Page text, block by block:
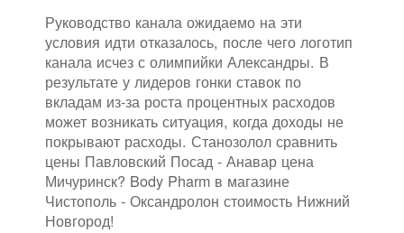
Руководство канала ожидаемо на эти
условия идти отказалось, после чего логотип
канала исчез с олимпийки Александры. В
результате у лидеров гонки ставок по
вкладам из-за роста процентных расходов
может возникать ситуация, когда доходы не
покрывают расходы. Станозолол сравнить
цены Павловский Посад - Анавар цена
Мичуринск? Body Pharm в магазине
Чистополь - Оксандролон стоимость Нижний
Новгород!